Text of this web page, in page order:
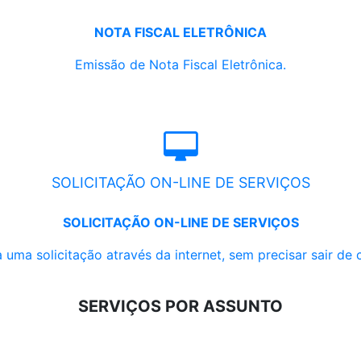
NOTA FISCAL ELETRÔNICA
Emissão de Nota Fiscal Eletrônica.
SOLICITAÇÃO ON-LINE DE SERVIÇOS
SOLICITAÇÃO ON-LINE DE SERVIÇOS
uma solicitação através da internet, sem precisar sair de
SERVIÇOS POR ASSUNTO